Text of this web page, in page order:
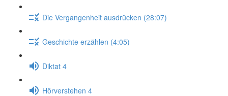
Die Vergangenheit ausdrücken (28:07)
Geschichte erzählen (4:05)
Diktat 4
Hörverstehen 4